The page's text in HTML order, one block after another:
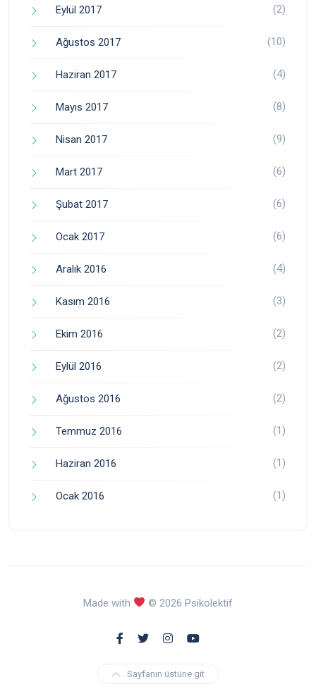
Eylül 2017 (2)
Ağustos 2017 (10)
Haziran 2017 (4)
Mayıs 2017 (8)
Nisan 2017 (9)
Mart 2017 (6)
Şubat 2017 (6)
Ocak 2017 (6)
Aralık 2016 (4)
Kasım 2016 (3)
Ekim 2016 (2)
Eylül 2016 (2)
Ağustos 2016 (2)
Temmuz 2016 (1)
Haziran 2016 (1)
Ocak 2016 (1)
Made with © 2026 Psikolektif
Sayfanın üstüne git